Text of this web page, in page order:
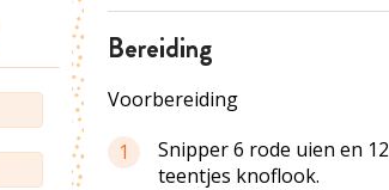
bereiding
Voorbereiding
1
Snipper 6 rode uien en 12
teentjes knoflook.